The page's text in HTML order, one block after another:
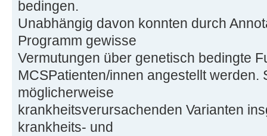
bedingen.
Unabhängig davon konnten durch
Programm gewisse
Vermutungen über genetisch bedingte
MCSPatienten/innen angestellt werden.
möglicherweise
krankheitsverursachenden Varianten
krankheits- und